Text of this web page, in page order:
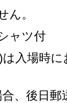
ん。
ャツ付
は入場時
、後日郵